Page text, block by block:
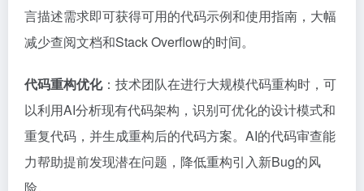
言描述需求即可获得可用的代码示例和使用指南，大幅
减少查阅文档和Stack Overflow的时间。
代码重构优化：技术团队在进行大规模代码重构时，可
以利用AI分析现有代码架构，识别可优化的设计模式和
重复代码，并生成重构后的代码方案。AI的代码审查能
力帮助提前发现潜在问题，降低重构引入新Bug的风
险。